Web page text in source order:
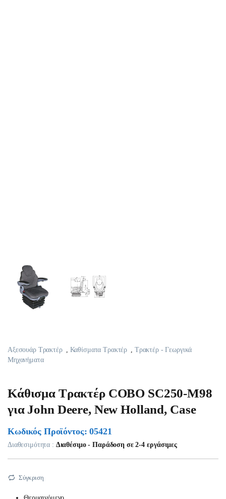
Αξεσουάρ Τρακτέρ Καθίσματα Τρακτέρ
Τρακτέρ - Γεωργικά
Μηχανήματα
Κάθισμα Τρακτέρ COBO SC250-M98
για John Deere, New Holland, Case
Κωδικός Προϊόντος: 05421
Διαθεσιμότητα : Διαθέσιμο - Παράδοση σε 2-4 εργάσιμες
Σύγκριση